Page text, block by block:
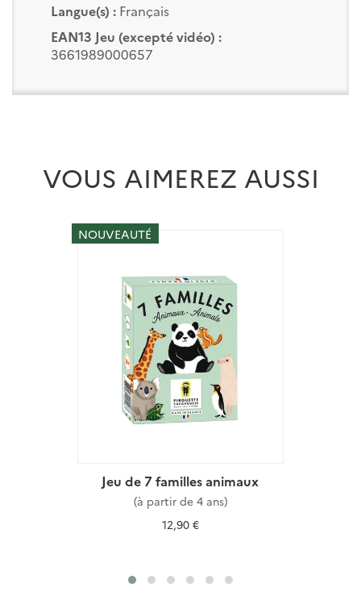
Langue(s) :Français
EAN13 Jeu (excepté vidéo) :
3661989000657
VOUS AIMEREZ AUSSI
NOUVEAUTÉ
Jeu de 7 familles animaux
(à partir de 4 ans)
12,90 €